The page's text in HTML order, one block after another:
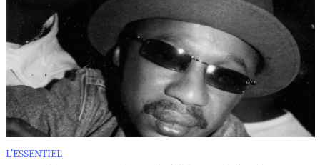
L’ESSENTIEL